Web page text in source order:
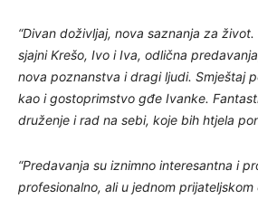
“Divan doživljaj, nova saznanja za
sjajni Krešo, Ivo i Iva, odlična
nova poznanstva i dragi ljudi. Smještaj
kao i gostoprimstvo gđe Ivanke.
druženje i rad na sebi, koje bih htjela
“Predavanja su iznimno interesantna i
profesionalno, ali u jednom